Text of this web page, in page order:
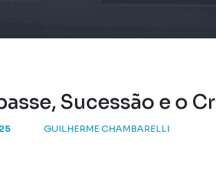
Sucessão e o
GUILHERME CHAMBARELLI